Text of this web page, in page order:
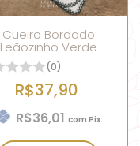
Cueiro Bordado
Leãozinho Verde
(0)
R$37,90
R$36,01com Pix